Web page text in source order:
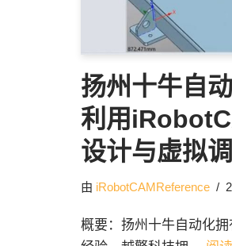
扬州十牛自
利用
设计与虚拟
由 iRobotCAMReference
概要：扬州十牛自动化